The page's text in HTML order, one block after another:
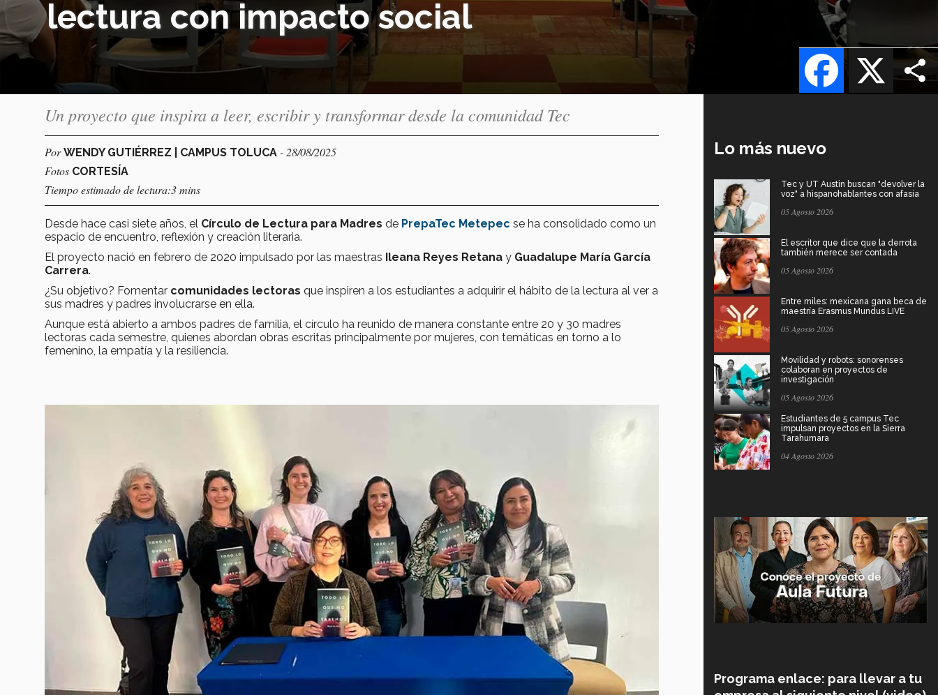
lectura con impacto social
X
Facebook
Un proyecto que inspira a leer, escribir y transformar desde la comunidad Tec
PorWENDY GUTIÉRREZ | CAMPUS TOLUCA - 28/08/2025
Fotos CORTESÍA
Tiempo estimado de lectura:3 mins
Desde hace casi siete años, el Círculo de Lectura para Madres de PrepaTec Metepec se ha consolidado como un
espacio de encuentro, reflexión y creación literaria.
El proyecto nació en febrero de 2020 impulsado por las maestras Ileana Reyes Retana y Guadalupe María García
Carrera.
¿Su objetivo? Fomentar comunidades lectoras que inspiren a los estudiantes a adquirir el hábito de la lectura al ver a
sus madres y padres involucrarse en ella.
Aunque está abierto a ambos padres de familia, el círculo ha reunido de manera constante entre 20 y 30 madres
lectoras cada semestre, quienes abordan obras escritas principalmente por mujeres, con temáticas en torno a lo
femenino, la empatía y la resiliencia.
Lo más nuevo
Tec y UT Austin buscan "devolver la
voz" a hispanohablantes con afasia
05 Agosto 2026
El escritor que dice que la derrota
también merece ser contada
05 Agosto 2026
Entre miles: mexicana gana beca de
maestría Erasmus Mundus LIVE
05 Agosto 2026
Movilidad y robots: sonorenses
colaboran en proyectos de
investigación
05 Agosto 2026
Estudiantes de 5 campus Tec
impulsan proyectos en la Sierra
Tarahumara
04 Agosto 2026
Programa enlace: para llevar a tu